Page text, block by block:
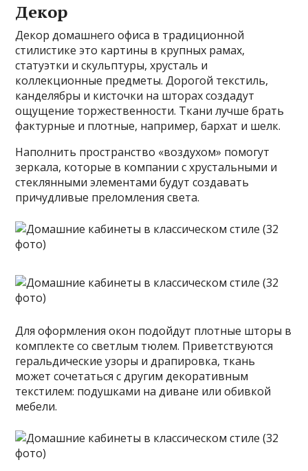
Декор
Декор домашнего офиса в традиционной
стилистике это картины в крупных рамах,
статуэтки и скульптуры, хрусталь и
коллекционные предметы. Дорогой текстиль,
канделябры и кисточки на шторах создадут
ощущение торжественности. Ткани лучше брать
фактурные и плотные, например, бархат и шелк.
Наполнить пространство «воздухом» помогут
зеркала, которые в компании с хрустальными и
стеклянными элементами будут создавать
причудливые преломления света.
Для оформления окон подойдут плотные шторы в
комплекте со светлым тюлем. Приветствуются
геральдические узоры и драпировка, ткань
может сочетаться с другим декоративным
текстилем: подушками на диване или обивкой
мебели.